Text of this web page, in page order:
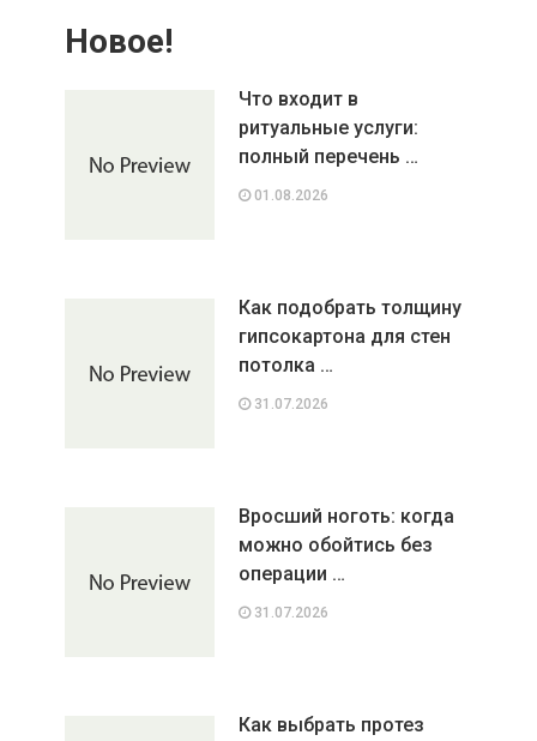
Новое!
Что входит в
ритуальные услуги:
полный перечень …
01.08.2026
Как подобрать толщину
гипсокартона для стен
потолка …
31.07.2026
Вросший ноготь: когда
можно обойтись без
операции …
31.07.2026
Как выбрать протез